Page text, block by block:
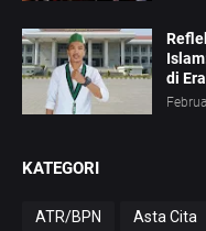
di
KATEGORI
ATR/BPN Asta Cita